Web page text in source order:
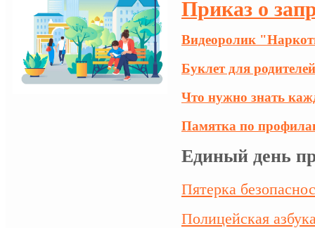
Приказ о
Видеоролик
Буклет для
Что нужно знать
Памятка по
Единый день
Пятерка
Полицейская